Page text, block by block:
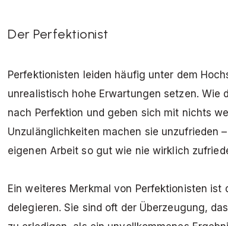
Der Perfektionist
Perfektionisten leiden häufig unter dem
unrealistisch hohe Erwartungen setzen. Wie
nach Perfektion und geben sich mit nichts
Unzulänglichkeiten machen sie unzufrieden
eigenen Arbeit so gut wie nie wirklich
Ein weiteres Merkmal von Perfektionisten ist
delegieren. Sie sind oft der Überzeugung,